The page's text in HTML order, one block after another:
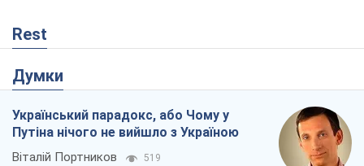
Rest
Думки
Український парадокс, або Чому у
Путіна нічого не вийшло з Україною
Віталій Портников 519